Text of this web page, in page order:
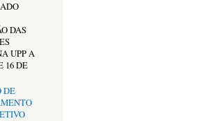
DAS
UPP A
16 DE
DE